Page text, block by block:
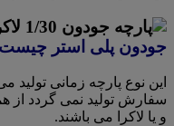
جودون پلی استر
این نوع پارچه زمانی
سفارش تولید نمی گردد از
و یا لاکرا می باشند.